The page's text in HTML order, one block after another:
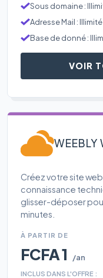
Sous domaine :
Adresse Mail : Illimité
Base de donné :
VOIR
WEEBLY
Créez votre site
connaissance
glisser-déposer
minutes.
À PARTIR DE
FCFA 1 /an
INCLUS DANS L'OFFRE :